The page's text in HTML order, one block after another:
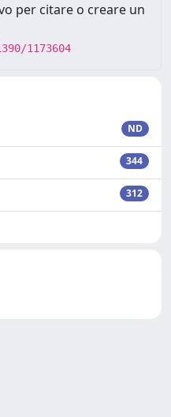
per citare o creare un
1173604
ND
344
312